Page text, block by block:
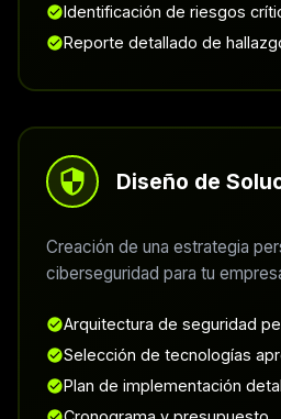
Identificación de riesgos
Reporte detallado de
Diseño de
Creación de una estrategia
ciberseguridad para tu
Arquitectura de seguridad
Selección de tecnologías
Plan de implementación